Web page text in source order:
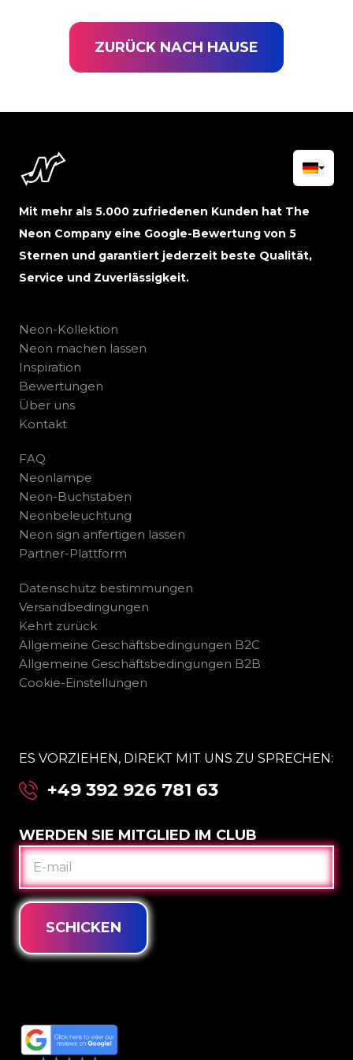
ZURÜCK NACH HAUSE
Mit mehr als 5.000 zufriedenen Kunden hat The
Neon Company eine Google-Bewertung von 5
Sternen und garantiert jederzeit beste Qualität,
Service und Zuverlässigkeit.
Neon-Kollektion
Neon machen lassen
Inspiration
Bewertungen
Über uns
Kontakt
FAQ
Neonlampe
Neon-Buchstaben
Neonbeleuchtung
Neon sign anfertigen lassen
Partner-Plattform
Datenschutz bestimmungen
Versandbedingungen
Kehrt zurück
Allgemeine Geschäftsbedingungen B2C
Allgemeine Geschäftsbedingungen B2B
Cookie-Einstellungen
ES VORZIEHEN, DIREKT MIT UNS ZU SPRECHEN:
+49 392 926 781 63
WERDEN SIE MITGLIED IM CLUB
E-
MAIL
SCHICKEN